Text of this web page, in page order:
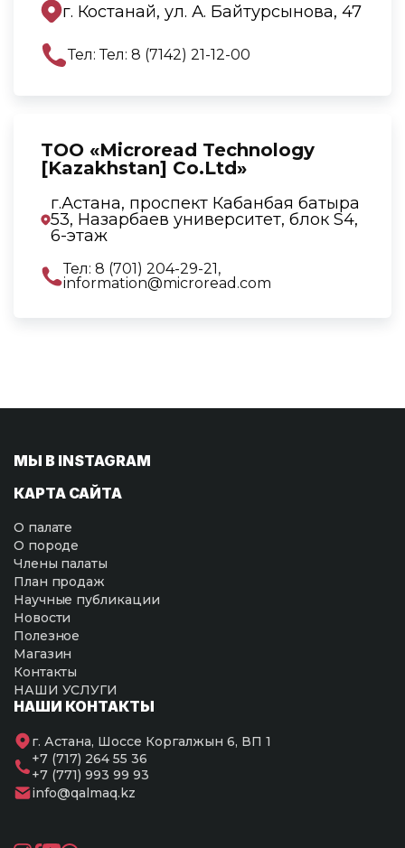
г. Костанай, ул. А. Байтурсынова, 47
Тел: Тел: 8 (7142) 21-12-00
TOO «Microread Technology
[Kazakhstan] Co.Ltd»
г.Астана, проспект Кабанбая батыра
53, Назарбаев университет, блок S4,
6-этаж
Тел: 8 (701) 204-29-21,
information@microread.com
МЫ В INSTAGRAM
КАРТА САЙТА
О палате
О породе
Члены палаты
План продаж
Научные публикации
Новости
Полезное
Магазин
Контакты
НАШИ УСЛУГИ
НАШИ КОНТАКТЫ
г. Астана, Шоссе Коргалжын 6, ВП 1
+7 (717) 264 55 36
+7 (771) 993 99 93
info@qalmaq.kz